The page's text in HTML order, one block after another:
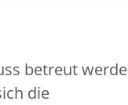
betreut
die
Sie haben